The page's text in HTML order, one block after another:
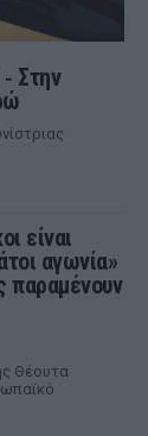
Στην
είναι
αγωνία»
παραμένουν
Θέουτα